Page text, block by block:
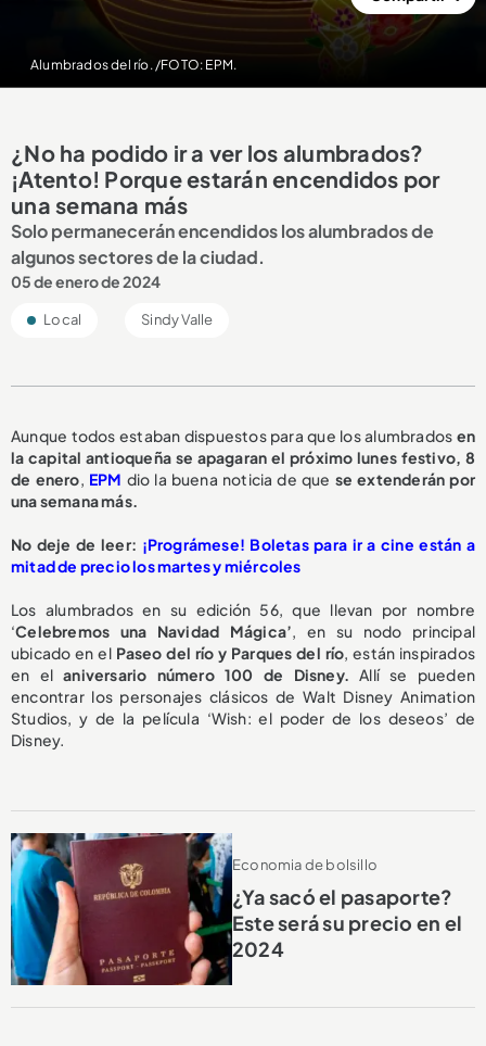
Alumbrados del río. /FOTO: EPM.
¿No ha podido ir a ver los alumbrados?
¡Atento! Porque estarán encendidos por
una semana más
Solo permanecerán encendidos los alumbrados de
algunos sectores de la ciudad.
05 de enero de 2024
Local Sindy Valle
Aunque todos estaban dispuestos para que los alumbrados en
la capital antioqueña se apagaran el próximo lunes festivo, 8
de enero, EPM dio la buena noticia de que se extenderán por
una semana más.
No deje de leer: ¡Prográmese! Boletas para ir a cine están a
mitad de precio los martes y miércoles
Los alumbrados en su edición 56, que llevan por nombre
‘Celebremos una Navidad Mágica’, en su nodo principal
ubicado en el Paseo del río y Parques del río, están inspirados
en elaniversario número 100 de Disney. Allí se pueden
encontrar los personajes clásicos de Walt Disney Animation
Studios, y de la película ‘Wish: el poder de los deseos’ de
Disney.
Economia de bolsillo
¿Ya sacó el pasaporte?
Este será su precio en el
2024